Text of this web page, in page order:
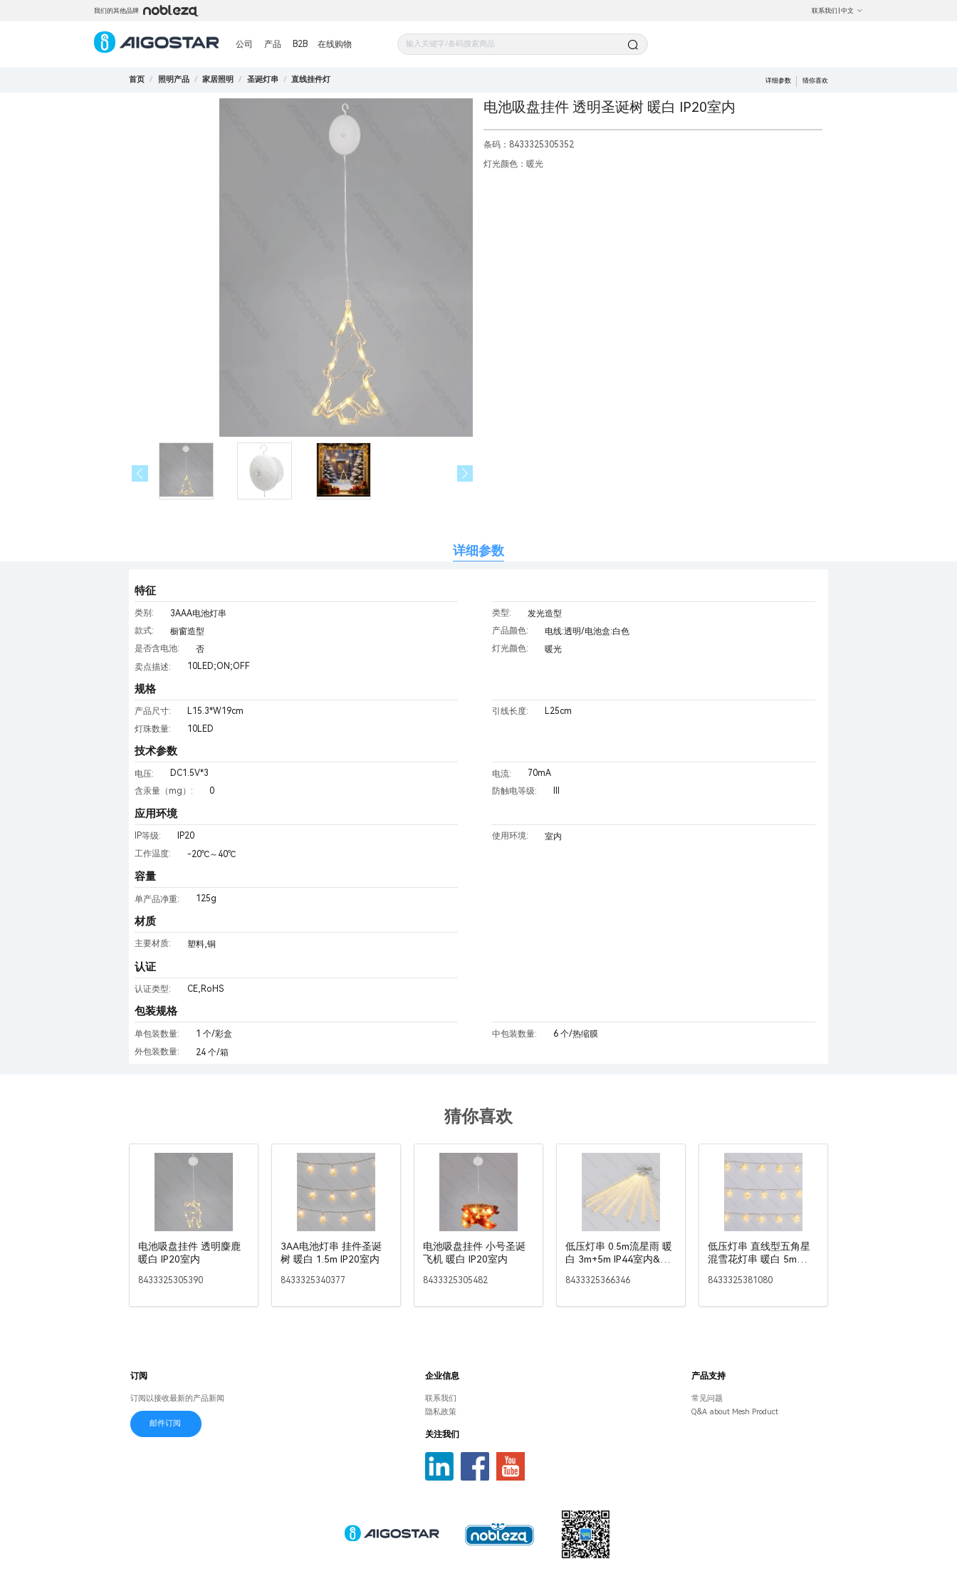
我们的其他品牌 联系我们 |中文
公司 产品 B2B 在线购物
首页 / 照明产品 / 家居照明 / 圣诞灯串 / 直线挂件灯 详细参数 猜你喜欢
电池吸盘挂件 透明圣诞树 暖白 IP20室内
条码：8433325305352
灯光颜色：暖光
详细参数
特征
类别: 3AAA电池灯串 类型:
发光造型
款式:
橱窗造型 产品颜色:
电线:透明/电池盒:白色
是否含电池:
否 灯光颜色:
暖光
卖点描述:
10LED;ON;OFF
规格
产品尺寸: L15.3*W19cm 引线长度:
L25cm
灯珠数量:
10LED
技术参数
电压: DC1.5V*3 电流:
70mA
含汞量（mg）:
0 防触电等级:
应用环境
IP等级: IP20 使用环境:
室内
工作温度:
-20℃～40℃
容量
单产品净重: 125g
材质
主要材质: 塑料,铜
认证
认证类型: CE,RoHS
包装规格
单包装数量: 1 个/彩盒 中包装数量:
6 个/热缩膜
外包装数量:
24 个/箱
猜你喜欢
电池吸盘挂件 透明麋鹿
暖白 IP20室内
8433325305390
3AA电池灯串 挂件圣诞
树 暖白 1.5m IP20室内
8433325340377
电池吸盘挂件 小号圣诞
飞机 暖白 IP20室内
8433325305482
低压灯串 0.5m流星雨 暖
白 3m+5m IP44室内&室
8433325366346
低压灯串 直线型五角星
混雪花灯串 暖白 5m
8433325381080
订阅
订阅以接收最新的产品新闻
邮件订阅
企业信息
联系我们
隐私政策
关注我们
产品支持
常见问题
Q&A about Mesh Product